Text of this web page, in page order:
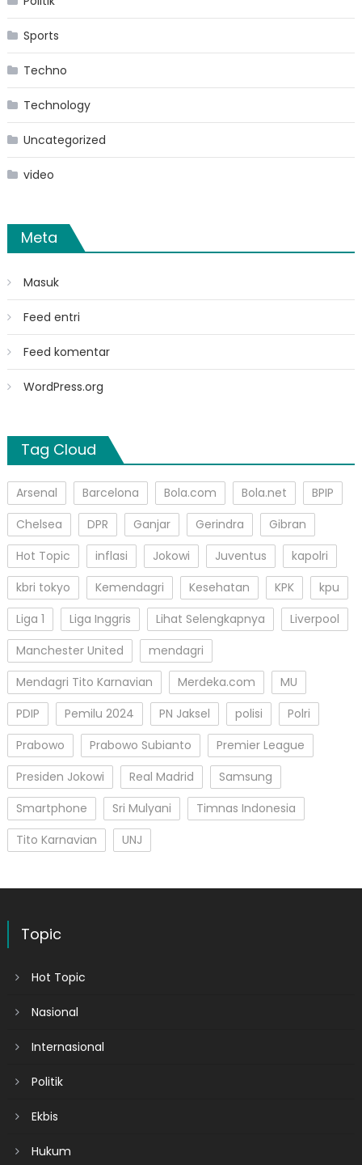
Sports
Techno
Technology
Uncategorized
video
Meta
Masuk
Feed entri
Feed komentar
WordPress.org
Tag Cloud
Arsenal Barcelona Bola.com Bola.net
BPIP
Chelsea
DPR Ganjar Gerindra
Gibran
Hot Topic
inflasi Jokowi Juventus
kapolri
kbri tokyo
Kemendagri Kesehatan KPK
kpu
Liga 1
Liga Inggris Lihat Selengkapnya
Liverpool
Manchester United
mendagri
Mendagri Tito Karnavian
Merdeka.com
MU
PDIP
Pemilu 2024 PN Jaksel polisi
Polri
Prabowo
Prabowo Subianto
Premier League
Presiden Jokowi
Real Madrid
Samsung
Smartphone
Sri Mulyani
Timnas Indonesia
Tito Karnavian
UNJ
Topic
Hot Topic
Nasional
Internasional
Politik
Ekbis
Hukum